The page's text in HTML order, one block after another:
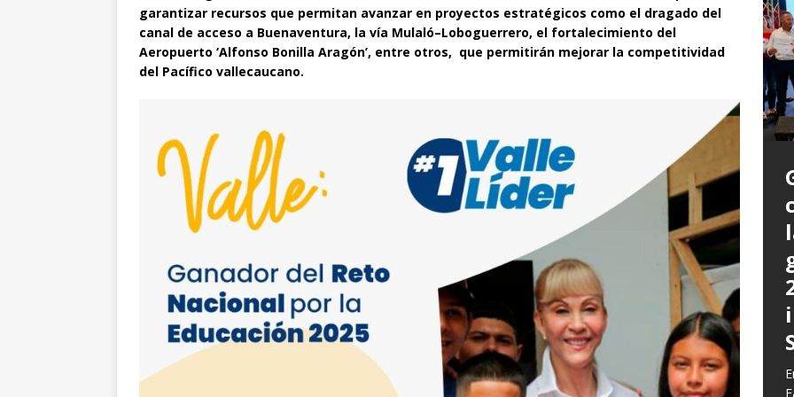
garantizar recursos que permitan avanzar en proyectos estratégicos como el dragado del
canal de acceso a Buenaventura, la vía Mulaló–Loboguerrero, el fortalecimiento del
Aeropuerto ‘Alfonso Bonilla Aragón’, entre otros, que permitirán mejorar la competitividad
del Pacífico vallecaucano.